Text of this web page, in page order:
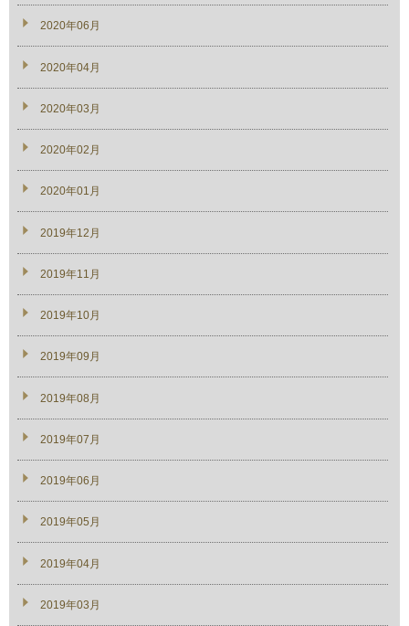
2020年06月
2020年04月
2020年03月
2020年02月
2020年01月
2019年12月
2019年11月
2019年10月
2019年09月
2019年08月
2019年07月
2019年06月
2019年05月
2019年04月
2019年03月